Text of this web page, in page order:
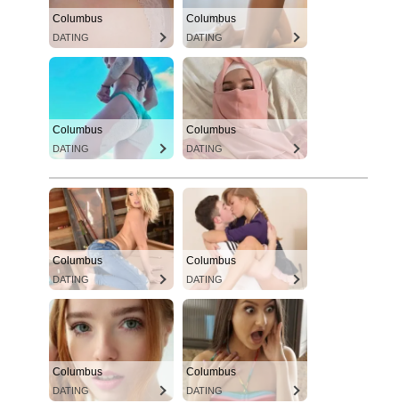
Columbus
DATING
Columbus
DATING
Columbus
DATING
Columbus
DATING
Columbus
DATING
Columbus
DATING
Columbus
DATING
Columbus
DATING